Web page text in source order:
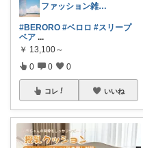
ファッション雑貨/ベビー用品👶🏻🌸
#BERORO #ベロロ #スリープ
ベア ...
￥ 13,100～
0 0 0
コレ いいね